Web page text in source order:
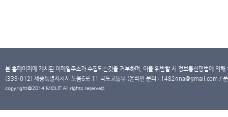
본 홈페이지에 게시된 이메일주소가 수집되는것을 거부하며, 이를 위반할 시 정보통신망법에 의
(339-012) 세종특별자치시 도움6로 11 국토교통부 (온라인 문의 : 1482qna@gmail.com /
copyright@2014 MOLIT All rights reserved.